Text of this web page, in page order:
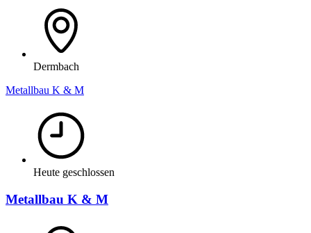
Dermbach
Metallbau K & M
Heute geschlossen
Metallbau K & M